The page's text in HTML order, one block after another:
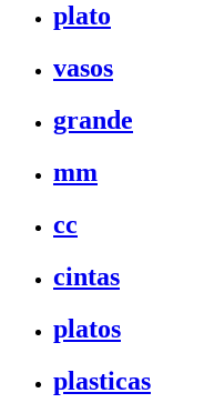
plato
vasos
grande
mm
cc
cintas
platos
plasticas